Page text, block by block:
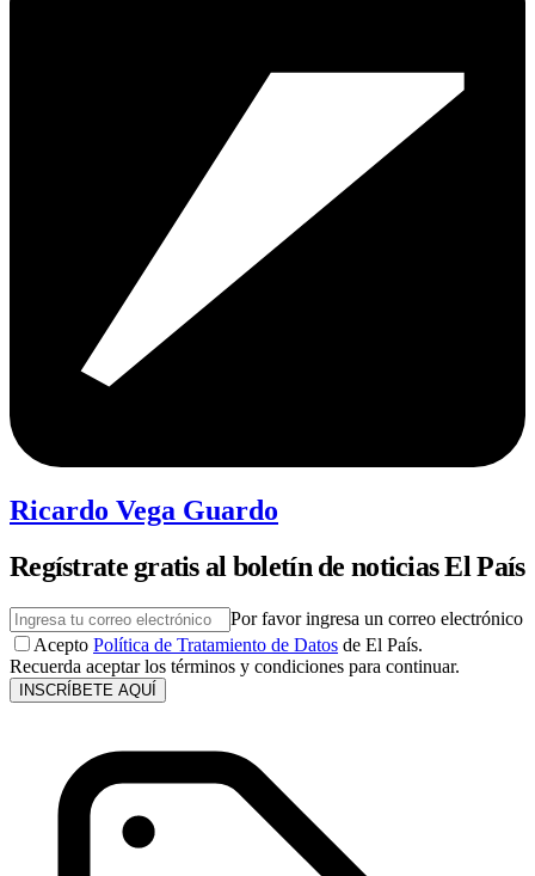
Ricardo Vega Guardo
Regístrate gratis al boletín de noticias El País
Por favor ingresa un correo electrónico
Acepto Política de Tratamiento de Datos de El País.
Recuerda aceptar los términos y condiciones para continuar.
INSCRÍBETE AQUÍ